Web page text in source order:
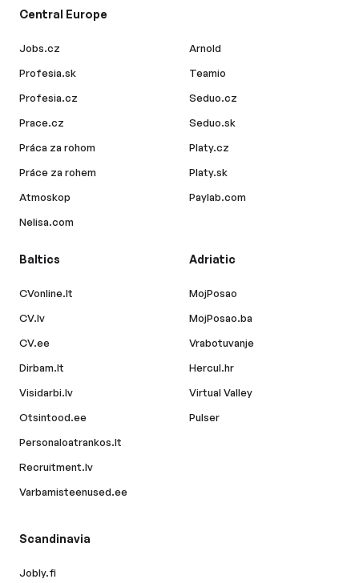
Central Europe
Jobs.cz
Profesia.sk
Profesia.cz
Prace.cz
Práca za rohom
Práce za rohem
Atmoskop
Nelisa.com
Arnold
Teamio
Seduo.cz
Seduo.sk
Platy.cz
Platy.sk
Paylab.com
Baltics
CVonline.lt
CV.lv
CV.ee
Dirbam.lt
Visidarbi.lv
Otsintood.ee
Personaloatrankos.lt
Recruitment.lv
Varbamisteenused.ee
Adriatic
MojPosao
MojPosao.ba
Vrabotuvanje
Hercul.hr
Virtual Valley
Pulser
Scandinavia
Jobly.fi